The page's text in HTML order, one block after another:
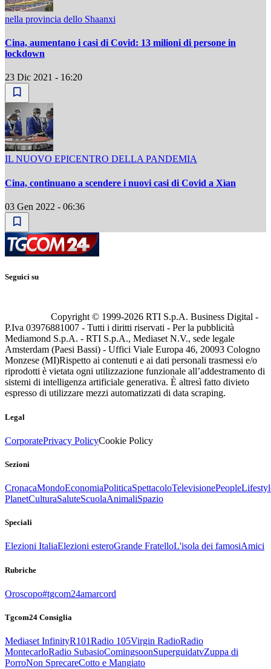
nella provincia dello Shaanxi
Cina, aumentano i casi di Covid: 13 milioni di persone in
lockdown
23 Dic 2021 - 16:20
IL NUOVO EPICENTRO DELLA PANDEMIA
Cina, continuano a scendere i nuovi casi di Covid a Xìan
03 Gen 2022 - 06:36
Seguici su
Copyright © 1999-2026 RTI S.p.A. Business Digital -
P.Iva 03976881007 - Tutti i diritti riservati - Per la pubblicità
Mediamond S.p.A. - RTI S.p.A., Mediaset N.V., sede legale
Amsterdam (Paesi Bassi) - Uffici Viale Europa 46, 20093 Cologno
Monzese (MI)Rispetto ai contenuti e ai dati personali trasmessi e/o
riprodotti è vietata ogni utilizzazione funzionale all’addestramento di
sistemi di intelligenza artificiale generativa. È altresì fatto divieto
espresso di utilizzare mezzi automatizzati di data scraping.
Legal
CorporatePrivacy PolicyCookie Policy
Sezioni
CronacaMondoEconomiaPoliticaSpettacoloTelevisionePeople
PlanetCulturaSaluteScuolaAnimaliSpazio
Speciali
Elezioni ItaliaElezioni esteroGrande FratelloL'isola dei famosiAmici
Rubriche
Oroscopo#tgcom24amarcord
Tgcom24 Consiglia
Mediaset InfinityR101Radio 105Virgin RadioRadio
MontecarloRadio SubasioComingsoonSuperguidatvZuppa di
PorroNon SprecareCotto e Mangiato